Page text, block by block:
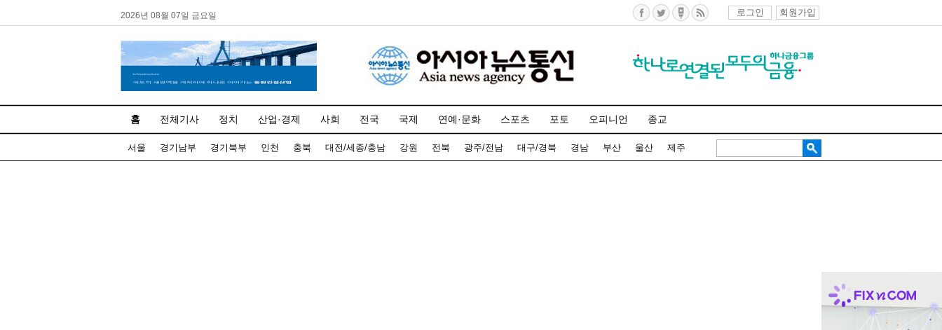
2026년 08월 07일 금요일 로그인 회원가입
홈 전체기사 정치 산업·경제 사회 전국 국제 연예·문화 스포츠 포토 오피니언 종교
서울 경기남부 경기북부 인천 충북 대전/세종/충남 강원 전북 광주/전남 대구/경북 경남 부산 울산 제주